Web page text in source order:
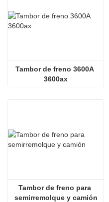
Tambor de freno 3600A
3600ax
Tambor de freno para
semirremolque y camión